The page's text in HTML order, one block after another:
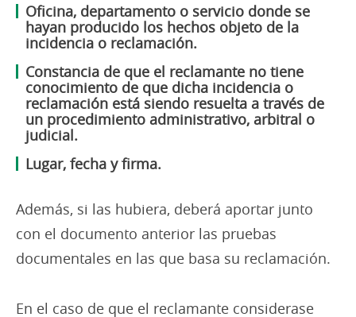
Oficina, departamento o servicio donde se
hayan producido los hechos objeto de la
incidencia o reclamación.
Constancia de que el reclamante no tiene
conocimiento de que dicha incidencia o
reclamación está siendo resuelta a través de
un procedimiento administrativo, arbitral o
judicial.
Lugar, fecha y firma.
Además, si las hubiera, deberá aportar junto
con el documento anterior las pruebas
documentales en las que basa su reclamación.
En el caso de que el reclamante considerase